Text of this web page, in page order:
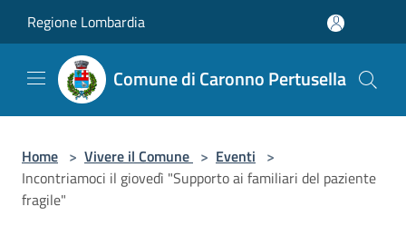
Regione Lombardia
Comune di Caronno Pertusella
Home > Vivere il Comune > Eventi >
Incontriamoci il giovedì "Supporto ai familiari del paziente
fragile"